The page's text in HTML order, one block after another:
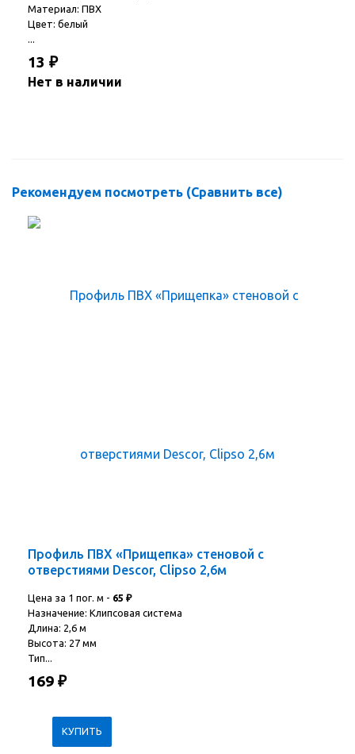
Материал: ПВХ
Цвет: белый
...
13 ₽
Нет в наличии
Рекомендуем посмотреть (Сравнить все)
Профиль ПВХ «Прищепка» стеновой с
отверстиями Descor, Clipso 2,6м
Цена за 1 пог. м - 65 ₽
Назначение: Клипсовая система
Длина: 2,6 м
Высота: 27 мм
Тип...
169 ₽